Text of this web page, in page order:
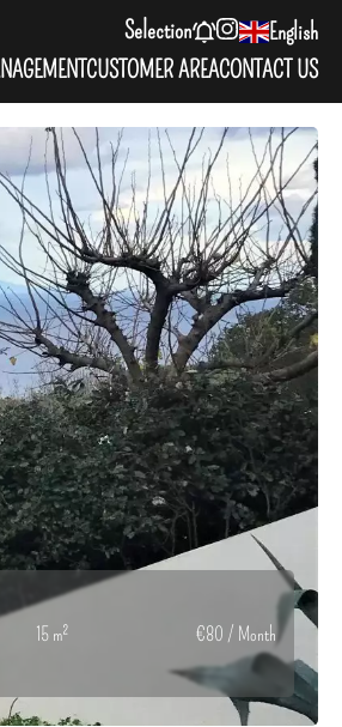
Selection English
CUSTOMER AREACONTACT US
15 m² €80 / Month